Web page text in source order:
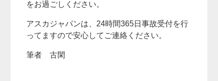
をお過ごしください。
アスカジャパンは、24時間365日事故受付を行
ってますので安心してご連絡ください。
筆者 古閑